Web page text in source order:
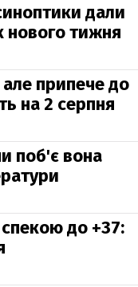
дали
нового тижня
припече до
на 2 серпня
поб'є вона
спекою до +37: